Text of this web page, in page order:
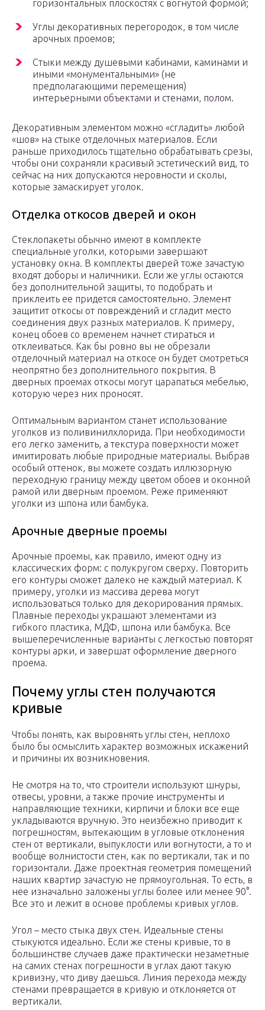
горизонтальных плоскостях с вогнутой формой;
Углы декоративных перегородок, в том числе
арочных проемов;
Стыки между душевыми кабинами, каминами и
иными «монументальными» (не
предполагающими перемещения)
интерьерными объектами и стенами, полом.
Декоративным элементом можно «сгладить» любой
«шов» на стыке отделочных материалов. Если
раньше приходилось тщательно обрабатывать срезы,
чтобы они сохраняли красивый эстетический вид, то
сейчас на них допускаются неровности и сколы,
которые замаскирует уголок.
Отделка откосов дверей и окон
Стеклопакеты обычно имеют в комплекте
специальные уголки, которыми завершают
установку окна. В комплекты дверей тоже зачастую
входят доборы и наличники. Если же углы остаются
без дополнительной защиты, то подобрать и
приклеить ее придется самостоятельно. Элемент
защитит откосы от повреждений и сгладит место
соединения двух разных материалов. К примеру,
конец обоев со временем начнет стираться и
отклеиваться. Как бы ровно вы не обрезали
отделочный материал на откосе он будет смотреться
неопрятно без дополнительного покрытия. В
дверных проемах откосы могут царапаться мебелью,
которую через них проносят.
Оптимальным вариантом станет использование
уголков из поливинилхлорида. При необходимости
его легко заменить, а текстура поверхности может
имитировать любые природные материалы. Выбрав
особый оттенок, вы можете создать иллюзорную
переходную границу между цветом обоев и оконной
рамой или дверным проемом. Реже применяют
уголки из шпона или бамбука.
Арочные дверные проемы
Арочные проемы, как правило, имеют одну из
классических форм: с полукругом сверху. Повторить
его контуры сможет далеко не каждый материал. К
примеру, уголки из массива дерева могут
использоваться только для декорирования прямых.
Плавные переходы украшают элементами из
гибкого пластика, МДФ, шпона или бамбука. Все
вышеперечисленные варианты с легкостью повторят
контуры арки, и завершат оформление дверного
проема.
Почему углы стен получаются
кривые
Чтобы понять, как выровнять углы стен, неплохо
было бы осмыслить характер возможных искажений
и причины их возникновения.
Не смотря на то, что строители используют шнуры,
отвесы, уровни, а также прочие инструменты и
направляющие техники, кирпичи и блоки все еще
укладываются вручную. Это неизбежно приводит к
погрешностям, вытекающим в угловые отклонения
стен от вертикали, выпуклости или вогнутости, а то и
вообще волнистости стен, как по вертикали, так и по
горизонтали. Даже проектная геометрия помещений
наших квартир зачастую не прямоугольная. То есть, в
нее изначально заложены углы более или менее 90°.
Все это и лежит в основе проблемы кривых углов.
Угол – место стыка двух стен. Идеальные стены
стыкуются идеально. Если же стены кривые, то в
большинстве случаев даже практически незаметные
на самих стенах погрешности в углах дают такую
кривизну, что диву даешься. Линия перехода между
стенами превращается в кривую и отклоняется от
вертикали.